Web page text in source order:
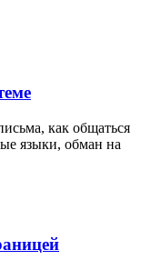
как общаться
языки, обман на